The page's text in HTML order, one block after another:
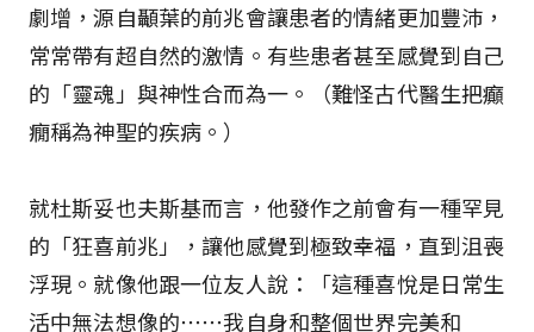
劇增，源自顳葉的前兆會讓患者的情緒更加豐沛，
常常帶有超自然的激情。有些患者甚至感覺到自己
的「靈魂」與神性合而為一。（難怪古代醫生把癲
癇稱為神聖的疾病。）
就杜斯妥也夫斯基而言，他發作之前會有一種罕見
的「狂喜前兆」，讓他感覺到極致幸福，直到沮喪
浮現。就像他跟一位友人說：「這種喜悅是日常生
活中無法想像的⋯⋯我自身和整個世界完美和